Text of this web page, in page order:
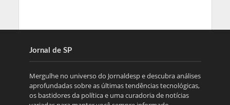
Jornal de SP
Mergulhe no universo do Jornaldesp e descubra análises
aprofundadas sobre as últimas tendências tecnológicas,
os bastidores da política e uma curadoria de notícias